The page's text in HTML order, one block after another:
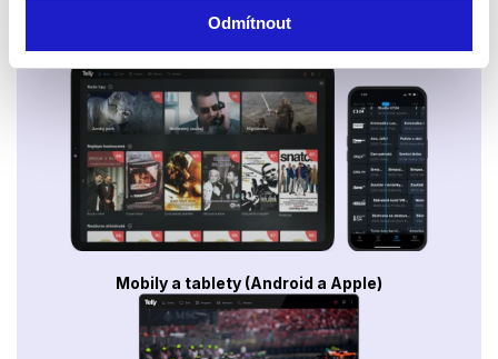
Odmítnout
Smart TV - Android, Google, Samsung, LG, VIDAA
Mobily a tablety (Android a Apple)